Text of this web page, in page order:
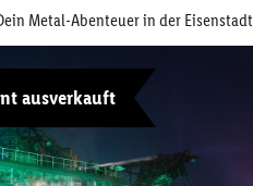
Metal-Abenteuer in der Eisenstadt
ausverkauft